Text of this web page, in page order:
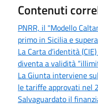
Contenuti
PNRR, il "Modello
primo in Sicilia e
La Carta d’identità
diventa a validità
La Giunta interviene
le tariffe approvati nel
Salvaguardato il